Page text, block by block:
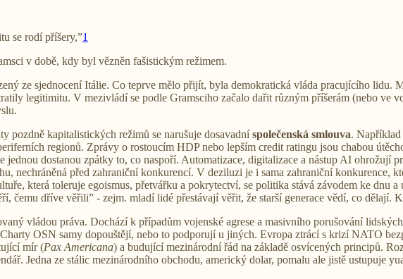
se rodí příšery,”1
v době, kdy byl vězněn fašistickým režimem.
ze sjednocení Itálie. Co teprve mělo přijít, byla demokratická vláda pracujícího lidu.
legitimitu. V mezivládí se podle Gramsciho začalo dařit různým příšerám (nebo ve
pozdně kapitalistických režimů se narušuje dosavadníspolečenská smlouva. Například
regionů. Zprávy o rostoucím HDP nebo lepším credit ratingu jsou chabou
dostanou zpátky to, co naspoří. Automatizace, digitalizace a nástup AI ohrožují
nechráněná před zahraniční konkurencí. V deziluzi je i sama zahraniční konkurence,
která toleruje egoismus, přetvářku a pokrytectví, se politika stává závodem ke dnu a
čemu dříve věřili” - zejm. mladí lidé přestávají věřit, že starší generace vědí, co dělají.
vládou práva. Dochází k případům vojenské agrese a masivního porušování
OSN samy dopouštějí, nebo to podporují u jiných. Evropa ztrácí s krizí NATO
mír (Pax Americana) a budující mezinárodní řád na základě osvícených principů.
Jedna ze stálic mezinárodního obchodu, americký dolar, pomalu ale jistě ustupuje